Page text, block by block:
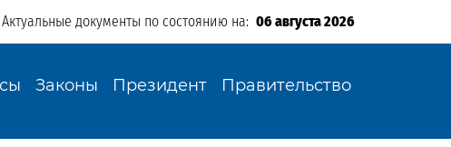
Актуальные документы по состоянию на: 06 августа 2026
Законы Президент Правительство